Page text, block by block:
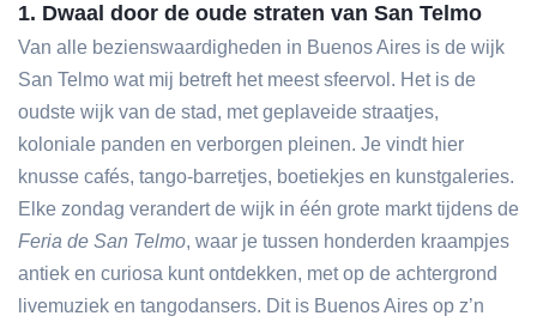
1. Dwaal door de oude straten van San Telmo
Van alle bezienswaardigheden in Buenos Aires is de wijk
San Telmo wat mij betreft het meest sfeervol. Het is de
oudste wijk van de stad, met geplaveide straatjes,
koloniale panden en verborgen pleinen. Je vindt hier
knusse cafés, tango-barretjes, boetiekjes en kunstgaleries.
Elke zondag verandert de wijk in één grote markt tijdens de
Feria de San Telmo, waar je tussen honderden kraampjes
antiek en curiosa kunt ontdekken, met op de achtergrond
livemuziek en tangodansers. Dit is Buenos Aires op z’n